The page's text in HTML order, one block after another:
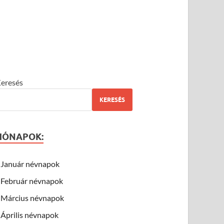
KERESÉS
Január névnapok
Február névnapok
Március névnapok
Április névnapok